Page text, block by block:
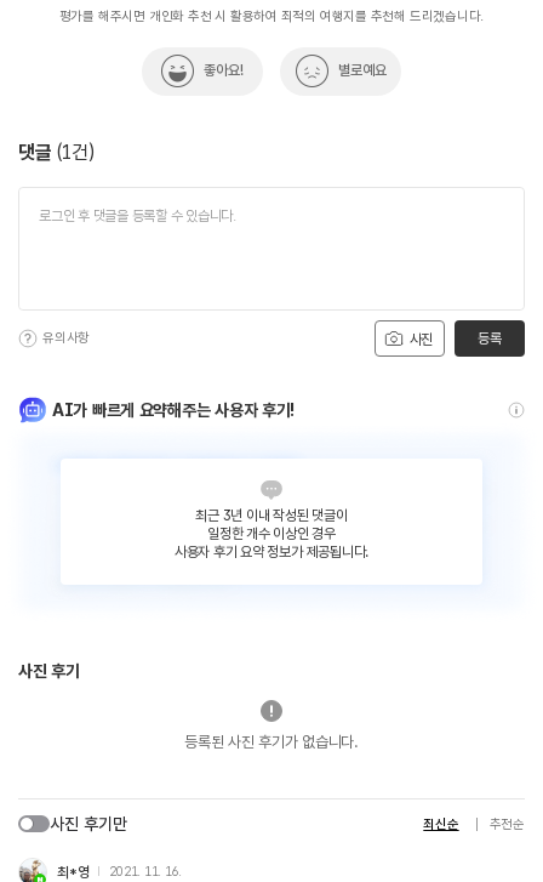
평가를 해주시면 개인화 추천 시 활용하여 최적의 여행지를 추천해 드리겠습니다.
좋아요! 별로예요
댓글 (1건)
사진
유의사항 등록
AI가 빠르게 요약해주는 사용자 후기!
최근 3년 이내 작성된 댓글이
일정한 개수 이상인 경우
사용자 후기 요약 정보가 제공됩니다.
사진 후기
등록된 사진 후기가 없습니다.
사진 후기만 최신순 추천순
최*영 2021. 11. 16.